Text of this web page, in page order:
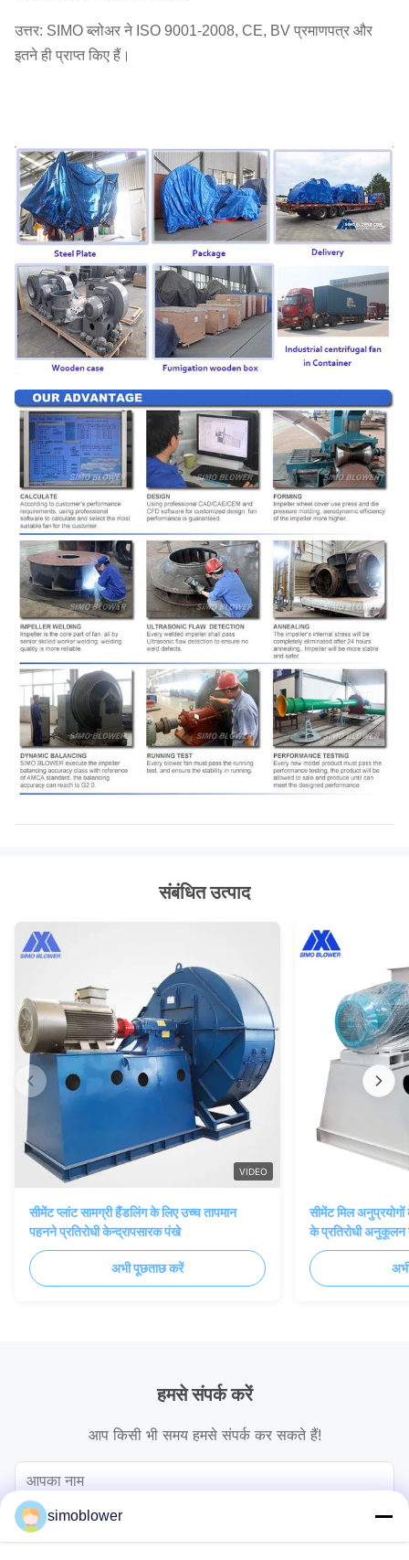
उत्तर: SIMO ब्लोअर ने ISO 9001-2008, CE, BV प्रमाणपत्र और
इतने ही प्राप्त किए हैं।
संबंधित उत्पाद
VIDEO
सीमेंट प्लांट सामग्री हैंडलिंग के लिए उच्च तापमान
पहनने प्रतिरोधी केन्द्रापसारक पंखे
अभी पूछताछ करें
सीमेंट मिल
के प्रतिरोधी अनुकूलन
हमसे संपर्क करें
आप किसी भी समय हमसे संपर्क कर सकते हैं!
simoblower